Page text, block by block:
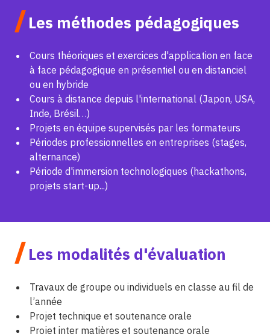
/ Les méthodes pédagogiques
Cours théoriques et exercices d'application en face
à face pédagogique en présentiel ou en distanciel
ou en hybride
Cours à distance depuis l'international (Japon, USA,
Inde, Brésil…)
Projets en équipe supervisés par les formateurs
Périodes professionnelles en entreprises (stages,
alternance)
Période d'immersion technologiques (hackathons,
projets start-up...)
/ Les modalités d'évaluation
Travaux de groupe ou individuels en classe au fil de
l’année
Projet technique et soutenance orale
Projet inter matières et soutenance orale